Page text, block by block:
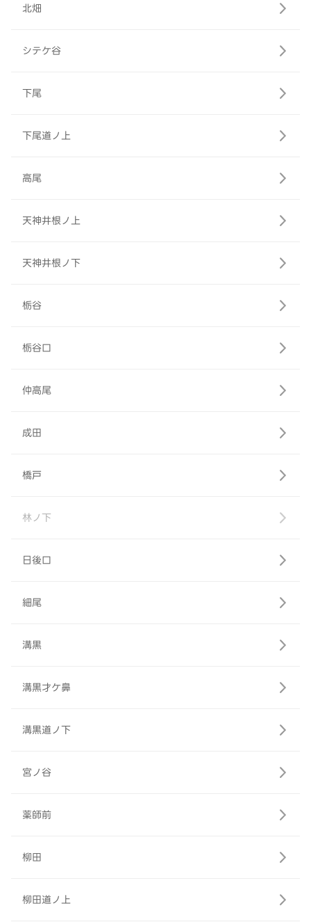
北畑
シテケ谷
下尾
下尾道ノ上
高尾
天神井根ノ上
天神井根ノ下
栃谷
栃谷口
仲高尾
成田
橋戸
林ノ下
日後口
細尾
溝黒
溝黒才ケ鼻
溝黒道ノ下
宮ノ谷
薬師前
柳田
柳田道ノ上